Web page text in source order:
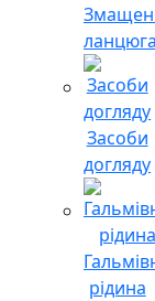
ланцюга
Засоби
догляду
рідина